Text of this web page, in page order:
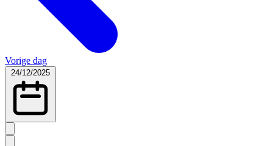
Vorige dag
24/12/2025